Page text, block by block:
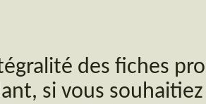
des fiches
si vous